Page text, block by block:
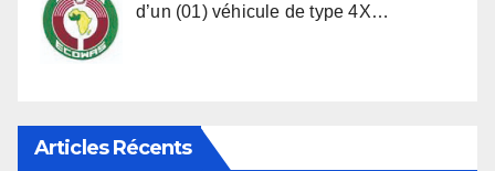
d’un (01) véhicule de type 4X…
Articles Récents